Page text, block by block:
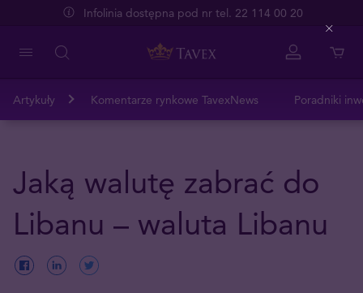
Infolinia dostępna pod nr tel. 22 114 00 20
Artykuły Komentarze rynkowe TavexNews Poradniki
Jaką walutę zabrać do
Libanu – waluta Libanu
Close